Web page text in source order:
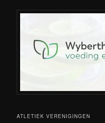
ATLETIEK VERENIGINGEN